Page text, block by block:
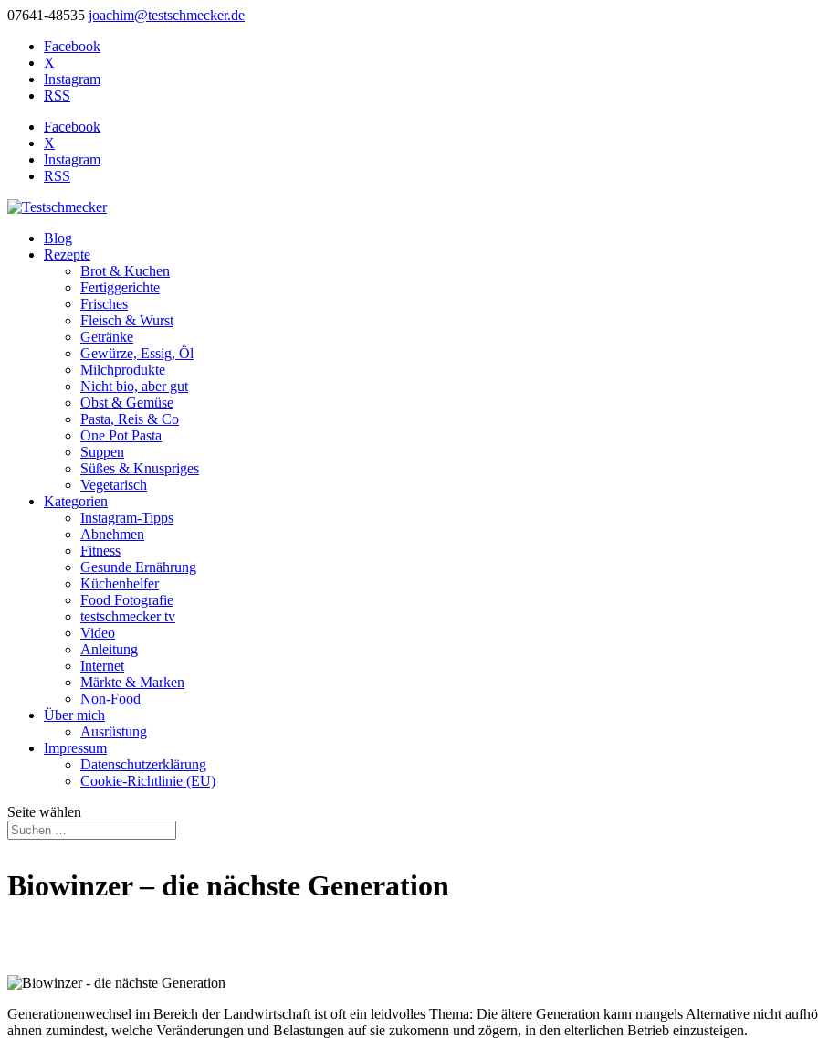
07641-48535 joachim@testschmecker.de
Facebook
X
Instagram
RSS
Facebook
X
Instagram
RSS
Blog
Rezepte
Brot & Kuchen
Fertiggerichte
Frisches
Fleisch & Wurst
Getränke
Gewürze, Essig, Öl
Milchprodukte
Nicht bio, aber gut
Obst & Gemüse
Pasta, Reis & Co
One Pot Pasta
Suppen
Süßes & Knuspriges
Vegetarisch
Kategorien
Instagram-Tipps
Abnehmen
Fitness
Gesunde Ernährung
Küchenhelfer
Food Fotografie
testschmecker tv
Video
Anleitung
Internet
Märkte & Marken
Non-Food
Über mich
Ausrüstung
Impressum
Datenschutzerklärung
Cookie-Richtlinie (EU)
Seite wählen
Biowinzer – die nächste Generation
Generationenwechsel im Bereich der Landwirtschaft ist oft ein leidvolles Thema: Die ältere Generation kann mangels Alternative nicht
ahnen zumindest, welche Veränderungen und Belastungen auf sie zukomenn und zögern, in den elterlichen Betrieb einzusteigen.